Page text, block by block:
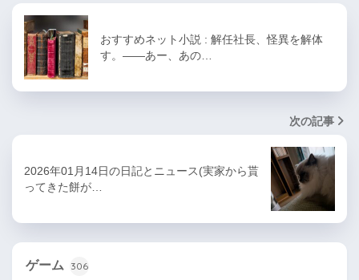
おすすめネット小説 : 解任社長、怪異を解体
す。――あー、あの…
次の記事
2026年01月14日の日記とニュース(実家から貰
ってきた餅が…
ゲーム 306